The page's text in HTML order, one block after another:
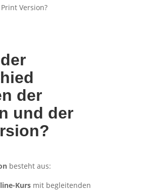
Version?
der
und der
besteht aus:
Kursmit begleitenden